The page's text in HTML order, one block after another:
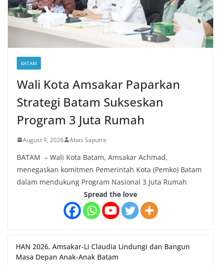
BATAM
Wali Kota Amsakar Paparkan
Strategi Batam Sukseskan
Program 3 Juta Rumah
August 9, 2026 Abas Saputra
BATAM – Wali Kota Batam, Amsakar Achmad,
menegaskan komitmen Pemerintah Kota (Pemko) Batam
dalam mendukung Program Nasional 3 Juta Rumah
Spread the love
HAN 2026, Amsakar-Li Claudia Lindungi dan Bangun
Masa Depan Anak-Anak Batam